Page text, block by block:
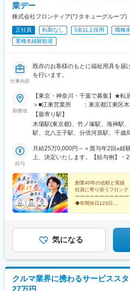
テーション力、問題解決力等の経験
会社エンジニアのトレーナーやメル
Globalで活躍することが可能です。
ンジニアの実務経験を活かし、お客
やチームへステップアップや、Milli-
プロジェクト等へ参加も可能です。
・装置基礎研修や自己学習で製品や
ただきます。
*使用するマニュアル/資料は英語です
■業界で有名なメルクのライフサイ
世界60拠点で20,000人の社員が所属
は、研究室の純水・超純水装置シス
の遺伝子編集ツール、抗体、細胞株
ムなど30万点におよびます。試薬の
品があり、常に年間100以上の品目
評判が良く、「試薬のメルク」とし
業デー
株式会社フロンティア(ワタキューグループ)
正社員 転勤なし 5名以上採用
職種
業種未経験歓迎
仕事内容
既存のお客様のもとに福祉用具を届
を行います。
勤務地
【東京・神奈川・千葉で募集】★転
＞■江東営業所 ：東京都江東区木
■足立営業所 ：東京都足立区竹
千葉県船橋市海神町2丁目3-17 メゾ
神奈川県川崎市川崎区中瀬2-2-1■
京都八王子市高倉町4-11■府中営
33-2■世田谷営業所 ：東京都世田
【最寄り駅】
木場駅(東京都)、竹ノ塚駅、海神駅
駅、北八王子駅、分倍河原駅、千歳
給与
月給25万0,000円～＋賞与年2回※経
上、決定いたします。【給与例】・
1年目（内訳：月給25万0,000円＋
7,000円＋残業代3万1,000円）
創業40年の信頼と実績
社員に寄り添うフロンテ
ーーーーーーーーーーー
◆年間休日123日
◆月給25万円以上＋残業
◆長距離運転なし
気になる
クルマ業界に携わるサービスス
27万円